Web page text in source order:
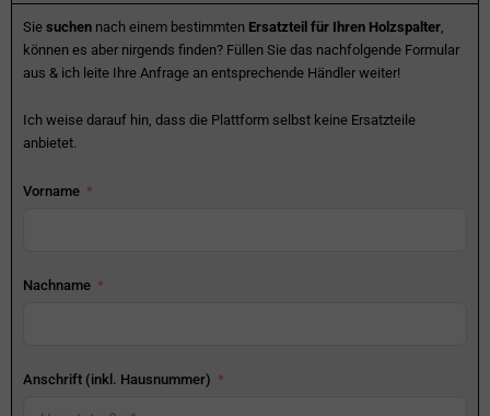
Sie suchen nach einem bestimmten Ersatzteil für Ihren Holzspalter
können es aber nirgends finden? Füllen Sie das nachfolgende Formular
aus & ich leite Ihre Anfrage an entsprechende Händler weiter!
Ich weise darauf hin, dass die Plattform selbst keine Ersatzteile
anbietet.
Vorname
Nachname
Anschrift (inkl. Hausnummer)